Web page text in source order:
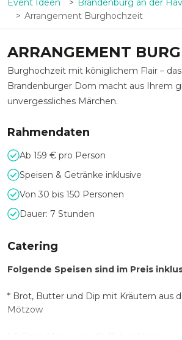
Event Ideen
Brandenburg an der
Arrangement Burghochzeit
ARRANGEMENT
Burghochzeit mit königlichem Flair –
Brandenburger Dom macht aus Ihrem
unvergessliches Märchen.
Rahmendaten
Ab 159 € pro Person
Speisen & Getränke inklusive
Von 30 bis 150 Personen
Dauer: 7 Stunden
Catering
Folgende Speisen sind im Preis
* Brot, Butter und Dip mit Kräutern aus
Mötzow